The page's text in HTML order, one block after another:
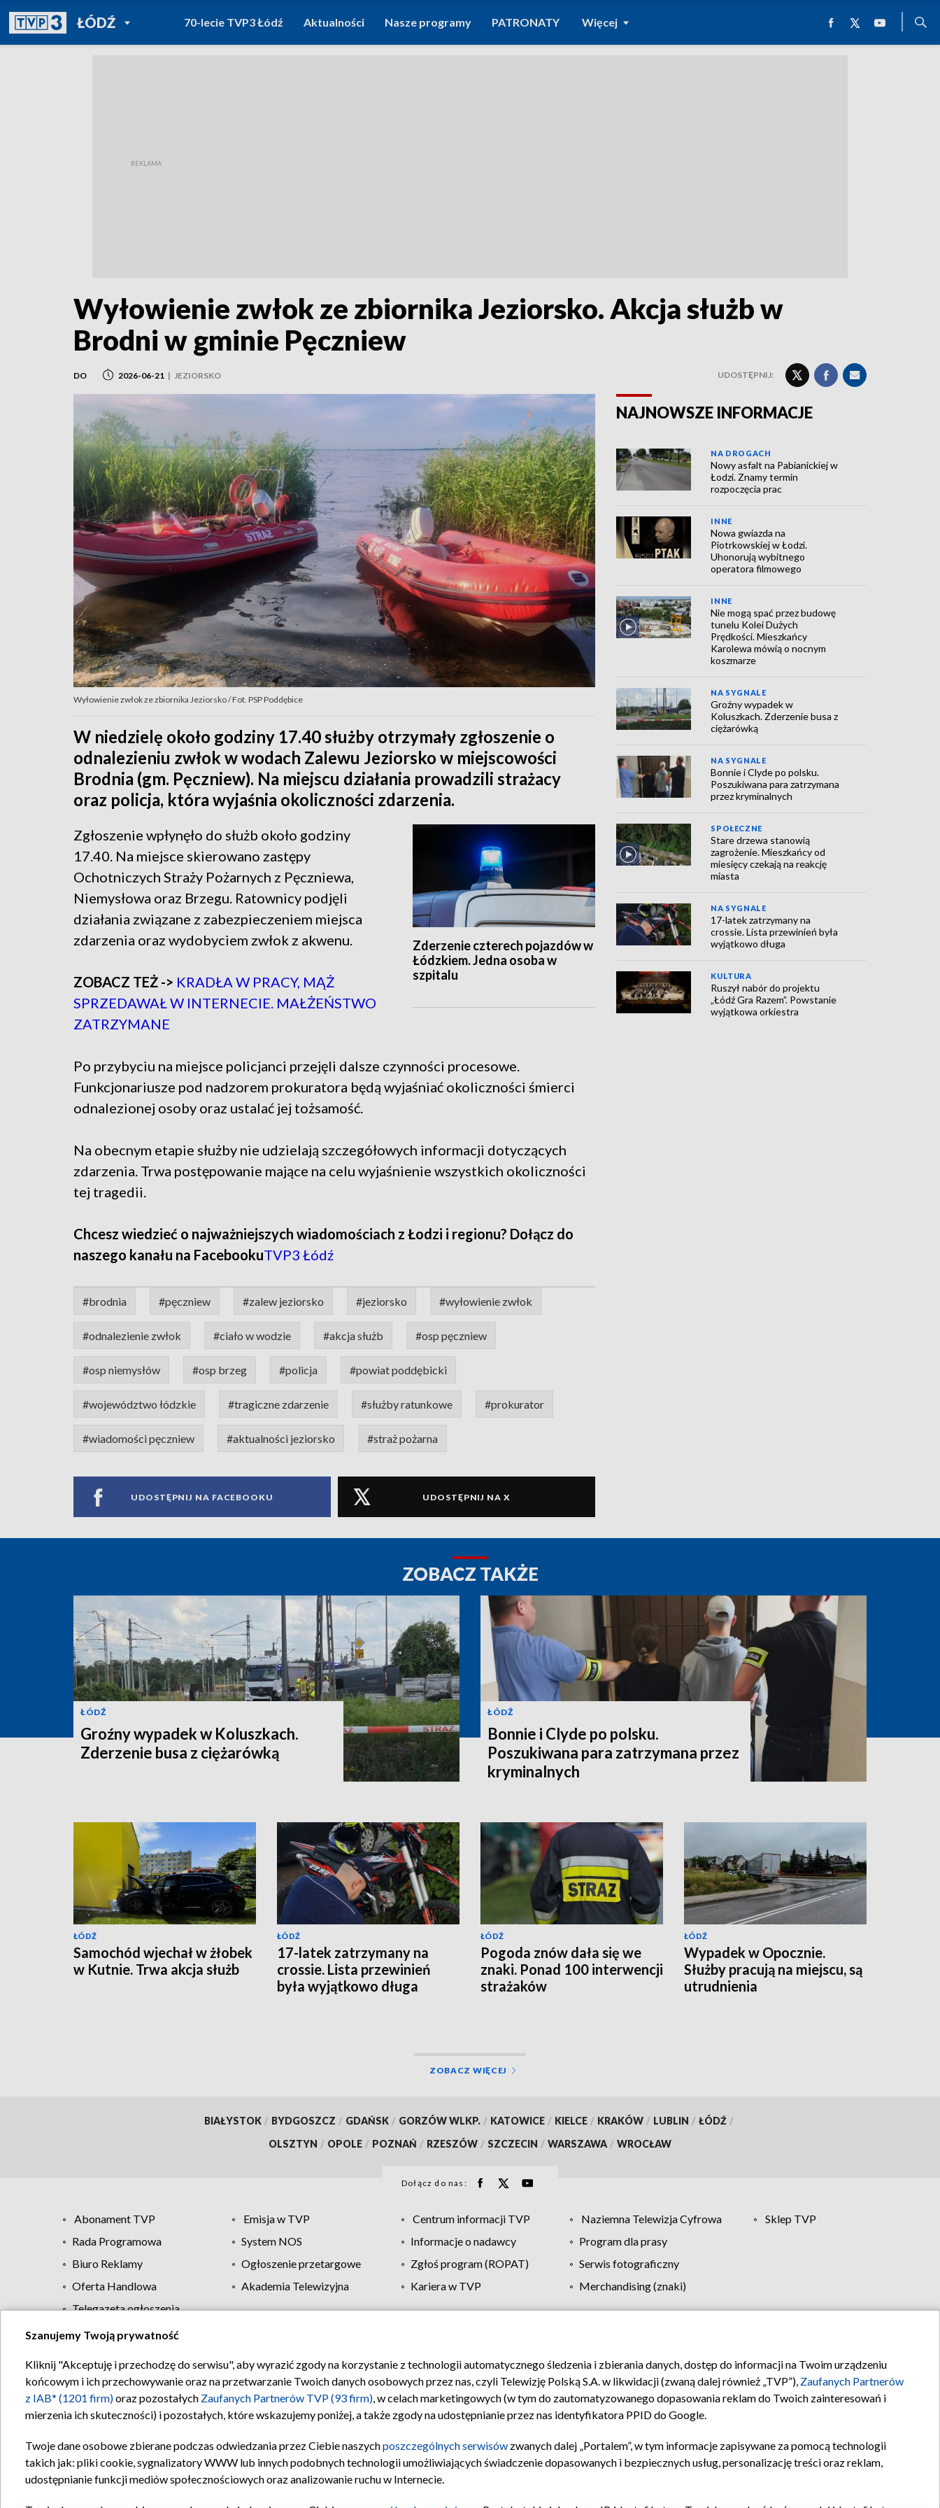
ŁÓDŹPOWRÓT DO
TVP REGIONY
70-lecie TVP3 Łódź Aktualności Nasze programy PATRONATY Więcej
Wyłowienie zwłok ze zbiornika Jeziorsko. Akcja służb w
Brodni w gminie Pęczniew
DO 2026-06-21 | JEZIORSKO UDOSTĘPNIJ:
Wyłowienie zwłok ze zbiornika Jeziorsko / Fot. PSP Poddębice
W niedzielę około godziny 17.40 służby otrzymały zgłoszenie o
odnalezieniu zwłok w wodach Zalewu Jeziorsko w miejscowości
Brodnia (gm. Pęczniew). Na miejscu działania prowadzili strażacy
oraz policja, która wyjaśnia okoliczności zdarzenia.
Zderzenie czterech pojazdów w
Łódzkiem. Jedna osoba w
szpitalu
Zgłoszenie wpłynęło do służb około godziny
17.40. Na miejsce skierowano zastępy
Ochotniczych Straży Pożarnych z Pęczniewa,
Niemysłowa oraz Brzegu. Ratownicy podjęli
działania związane z zabezpieczeniem miejsca
zdarzenia oraz wydobyciem zwłok z akwenu.
ZOBACZ TEŻ -> KRADŁA W PRACY, MĄŻ
SPRZEDAWAŁ W INTERNECIE. MAŁŻEŃSTWO
ZATRZYMANE
Po przybyciu na miejsce policjanci przejęli dalsze czynności procesowe.
Funkcjonariusze pod nadzorem prokuratora będą wyjaśniać okoliczności śmierci
odnalezionej osoby oraz ustalać jej tożsamość.
Na obecnym etapie służby nie udzielają szczegółowych informacji dotyczących
zdarzenia. Trwa postępowanie mające na celu wyjaśnienie wszystkich okoliczności
tej tragedii.
Chcesz wiedzieć o najważniejszych wiadomościach z Łodzi i regionu? Dołącz do
naszego kanału na FacebookuTVP3 Łódź
#brodnia #pęczniew #zalew jeziorsko #jeziorsko #wyłowienie zwłok
#odnalezienie zwłok #ciało w wodzie #akcja służb #osp pęczniew
#osp niemysłów #osp brzeg #policja #powiat poddębicki
#województwo łódzkie #tragiczne zdarzenie #służby ratunkowe #prokurator
#wiadomości pęczniew #aktualności jeziorsko #straż pożarna
UDOSTĘPNIJ NA FACEBOOKU UDOSTĘPNIJ NA X
NAJNOWSZE INFORMACJE
NA DROGACH
Nowy asfalt na Pabianickiej w
Łodzi. Znamy termin
rozpoczęcia prac
INNE
Nowa gwiazda na
Piotrkowskiej w Łodzi.
Uhonorują wybitnego
operatora filmowego
INNE
Nie mogą spać przez budowę
tunelu Kolei Dużych
Prędkości. Mieszkańcy
Karolewa mówią o nocnym
koszmarze
NA SYGNALE
Groźny wypadek w
Koluszkach. Zderzenie busa z
ciężarówką
NA SYGNALE
Bonnie i Clyde po polsku.
Poszukiwana para zatrzymana
przez kryminalnych
SPOŁECZNE
Stare drzewa stanowią
zagrożenie. Mieszkańcy od
miesięcy czekają na reakcję
miasta
NA SYGNALE
17-latek zatrzymany na
crossie. Lista przewinień była
wyjątkowo długa
KULTURA
Ruszył nabór do projektu
„Łódź Gra Razem”. Powstanie
wyjątkowa orkiestra
ZOBACZ TAKŻE
ŁÓDŹ
Groźny wypadek w Koluszkach.
Zderzenie busa z ciężarówką
ŁÓDŹ
Bonnie i Clyde po polsku.
Poszukiwana para zatrzymana przez
kryminalnych
ŁÓDŹ
Samochód wjechał w żłobek
w Kutnie. Trwa akcja służb
ŁÓDŹ
17-latek zatrzymany na
crossie. Lista przewinień
była wyjątkowo długa
ŁÓDŹ
Pogoda znów dała się we
znaki. Ponad 100 interwencji
strażaków
ŁÓDŹ
Wypadek w Opocznie.
Służby pracują na miejscu, są
utrudnienia
ZOBACZ WIĘCEJ
BIAŁYSTOK / BYDGOSZCZ / GDAŃSK / GORZÓW WLKP. / KATOWICE / KIELCE / KRAKÓW / LUBLIN / ŁÓDŹ /
OLSZTYN / OPOLE / POZNAŃ / RZESZÓW / SZCZECIN / WARSZAWA / WROCŁAW
Dołącz do nas:
Abonament TVP Emisja w TVP Centrum informacji TVP Naziemna Telewizja Cyfrowa
Sklep TVP
Rada Programowa
System NOS Informacje o nadawcy
Program dla prasy
Biuro Reklamy
Ogłoszenie przetargowe Zgłoś program (ROPAT)
Serwis fotograficzny
Oferta Handlowa
Akademia Telewizyjna Kariera w TVP
Merchandising (znaki)
Telegazeta ogłoszenia
Regulamin TVP Polityka prywatności Moje zgody Pomoc Biuro reklamy Kontakt
Szanujemy Twoją prywatność
Kliknij "Akceptuję i przechodzę do serwisu", aby wyrazić zgody na korzystanie z technologii automatycznego śledzenia i zbierania danych, dostęp do informacji na Twoim urządzeniu
końcowym i ich przechowywanie oraz na przetwarzanie Twoich danych osobowych przez nas, czyli Telewizję Polską S.A. w likwidacji (zwaną dalej również „TVP”), Zaufanych Partnerów
z IAB* (1201 firm)oraz pozostałych Zaufanych Partnerów TVP (93 firm), w celach marketingowych (w tym do zautomatyzowanego dopasowania reklam do Twoich zainteresowań i
mierzenia ich skuteczności) i pozostałych, które wskazujemy poniżej, a także zgody na udostępnianie przez nas identyfikatora PPID do Google.
Twoje dane osobowe zbierane podczas odwiedzania przez Ciebie naszychposzczególnych serwisów zwanych dalej „Portalem”, w tym informacje zapisywane za pomocą technologii
takich jak: pliki cookie, sygnalizatory WWW lub innych podobnych technologii umożliwiających świadczenie dopasowanych i bezpiecznych usług, personalizację treści oraz reklam,
udostępnianie funkcji mediów społecznościowych oraz analizowanie ruchu w Internecie.